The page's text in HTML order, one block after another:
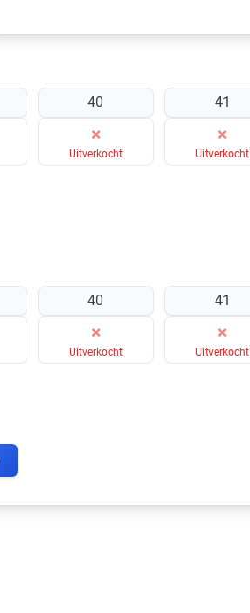
40
×
Uitverkocht
41
×
Uitverkocht
40
×
Uitverkocht
41
×
Uitverkocht